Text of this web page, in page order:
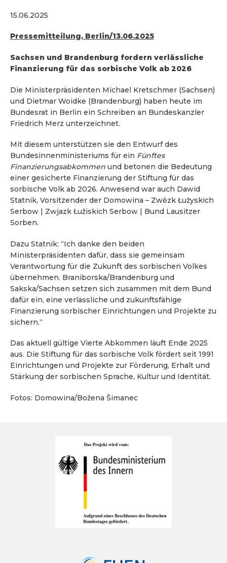
15.06.2025
Pressemitteilung, Berlin/13.06.2025
Sachsen und Brandenburg fordern verlässliche
Finanzierung für das sorbische Volk ab 2026
Die Ministerpräsidenten Michael Kretschmer (Sachsen)
und Dietmar Woidke (Brandenburg) haben heute im
Bundesrat in Berlin ein Schreiben an Bundeskanzler
Friedrich Merz unterzeichnet.
Mit diesem unterstützen sie den Entwurf des
Bundesinnenministeriums für ein Fünftes
Finanzierungsabkommen und betonen die Bedeutung
einer gesicherte Finanzierung der Stiftung für das
sorbische Volk ab 2026. Anwesend war auch Dawid
Statnik, Vorsitzender der Domowina – Zwězk Łužyskich
Serbow | Zwjazk Łužiskich Serbow | Bund Lausitzer
Sorben.
Dazu Statnik: “Ich danke den beiden
Ministerpräsidenten dafür, dass sie gemeinsam
Verantwortung für die Zukunft des sorbischen Volkes
übernehmen. Braniborska/Brandenburg und
Sakska/Sachsen setzen sich zusammen mit dem Bund
dafür ein, eine verlässliche und zukunftsfähige
Finanzierung sorbischer Einrichtungen und Projekte zu
sichern.“
Das aktuell gültige Vierte Abkommen läuft Ende 2025
aus. Die Stiftung für das sorbische Volk fördert seit 1991
Einrichtungen und Projekte zur Förderung, Erhalt und
Stärkung der sorbischen Sprache, Kultur und Identität.
Fotos: Domowina/Božena Šimanec